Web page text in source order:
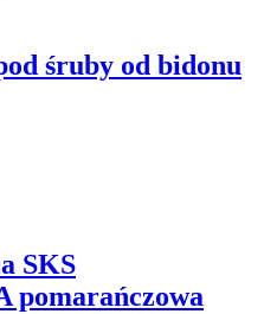
śruby od bidonu
SKS
pomarańczowa